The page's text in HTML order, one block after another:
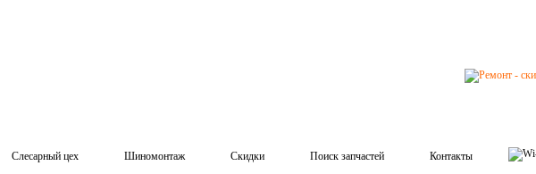
Слесарный цех Шиномонтаж Скидки Поиск запчастей Контакты